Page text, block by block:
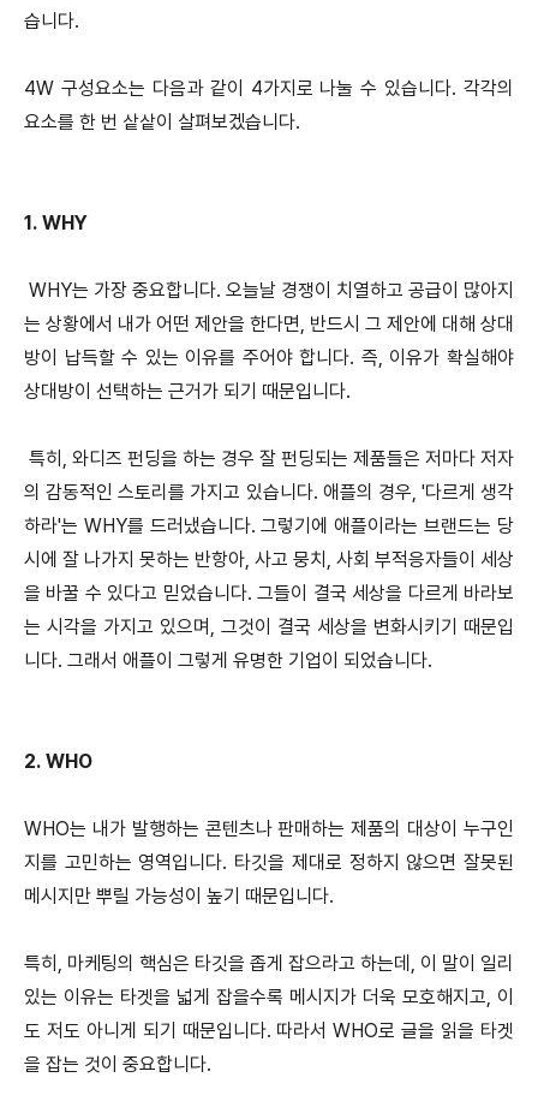
습니다.
4W 구성요소는 다음과 같이 4가지로 나눌 수 있습니다. 각각의
요소를 한 번 샅샅이 살펴보겠습니다.
1. WHY
WHY는 가장 중요합니다. 오늘날 경쟁이 치열하고 공급이 많아지
는 상황에서 내가 어떤 제안을 한다면, 반드시 그 제안에 대해 상대
방이 납득할 수 있는 이유를 주어야 합니다. 즉, 이유가 확실해야
상대방이 선택하는 근거가 되기 때문입니다.
특히, 와디즈 펀딩을 하는 경우 잘 펀딩되는 제품들은 저마다 저자
의 감동적인 스토리를 가지고 있습니다. 애플의 경우, '다르게 생각
하라'는 WHY를 드러냈습니다. 그렇기에 애플이라는 브랜드는 당
시에 잘 나가지 못하는 반항아, 사고 뭉치, 사회 부적응자들이 세상
을 바꿀 수 있다고 믿었습니다. 그들이 결국 세상을 다르게 바라보
는 시각을 가지고 있으며, 그것이 결국 세상을 변화시키기 때문입
니다. 그래서 애플이 그렇게 유명한 기업이 되었습니다.
2. WHO
WHO는 내가 발행하는 콘텐츠나 판매하는 제품의 대상이 누구인
지를 고민하는 영역입니다. 타깃을 제대로 정하지 않으면 잘못된
메시지만 뿌릴 가능성이 높기 때문입니다.
특히, 마케팅의 핵심은 타깃을 좁게 잡으라고 하는데, 이 말이 일리
있는 이유는 타겟을 넓게 잡을수록 메시지가 더욱 모호해지고, 이
도 저도 아니게 되기 때문입니다. 따라서 WHO로 글을 읽을 타겟
을 잡는 것이 중요합니다.